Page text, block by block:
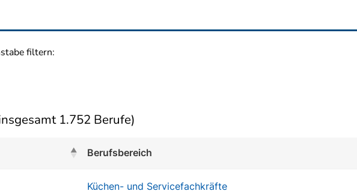
filtern:
1.752 Berufe)
Berufsbereich
Küchen- und Servicefachkräfte